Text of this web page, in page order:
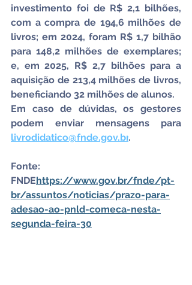
investimento foi de R$ 2,1 bilhões,
com a compra de 194,6 milhões de
livros; em 2024, foram R$ 1,7 bilhão
para 148,2 milhões de exemplares;
e, em 2025, R$ 2,7 bilhões para a
aquisição de 213,4 milhões de livros,
beneficiando 32 milhões de alunos.
Em caso de dúvidas, os gestores
livrodidatico@fnde.gov.br.
Fonte:
FNDEhttps://www.gov.br/fnde/pt-
br/assuntos/noticias/prazo-para-
adesao-ao-pnld-comeca-nesta-
segunda-feira-30